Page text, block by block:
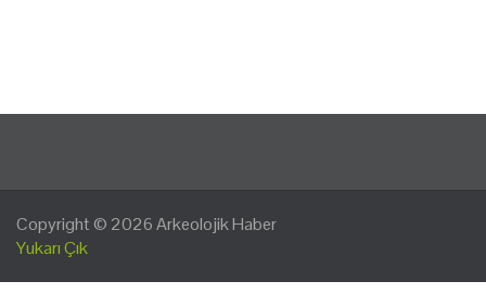
Copyright © 2026Arkeolojik Haber
Yukarı Çık